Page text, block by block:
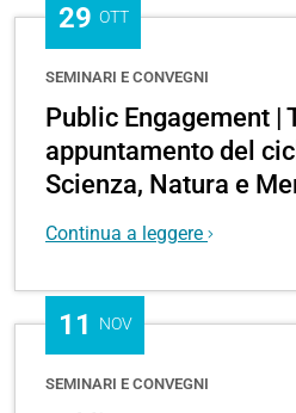
29 OTT
SEMINARI E CONVEGNI
Public Engagement |
appuntamento del
Scienza, Natura e
Continua a leggere
11 NOV
SEMINARI E CONVEGNI